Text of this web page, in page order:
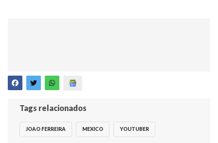
Tags relacionados
JOAO FERREIRA MEXICO YOUTUBER